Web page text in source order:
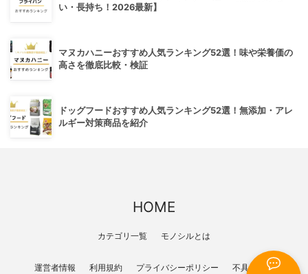
い・長持ち！2026最新】
マヌカハニーおすすめ人気ランキング52選！味や栄養価の
高さを徹底比較・検証
ドッグフードおすすめ人気ランキング52選！無添加・アレ
ルギー対策商品を紹介
HOME
カテゴリ一覧 モノシルとは
運営者情報 利用規約 プライバシーポリシー 不具合報告